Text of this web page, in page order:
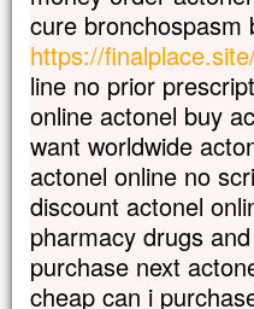
cure bronchospasm
https://
line no prior
online actonel buy
want worldwide
actonel online no
discount actonel
pharmacy drugs
purchase next
cheap can i